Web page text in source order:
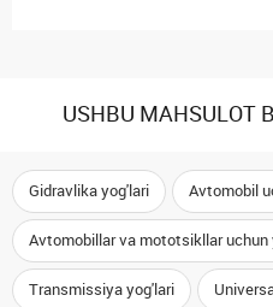
USHBU MAHSULOT
Gidravlika yog'lari Avtomobil
Avtomobillar va mototsikllar
Transmissiya yog'lari